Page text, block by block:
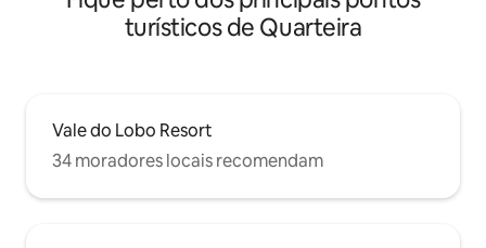
turísticos de Quarteira
Vale do Lobo Resort
34 moradores locais recomendam